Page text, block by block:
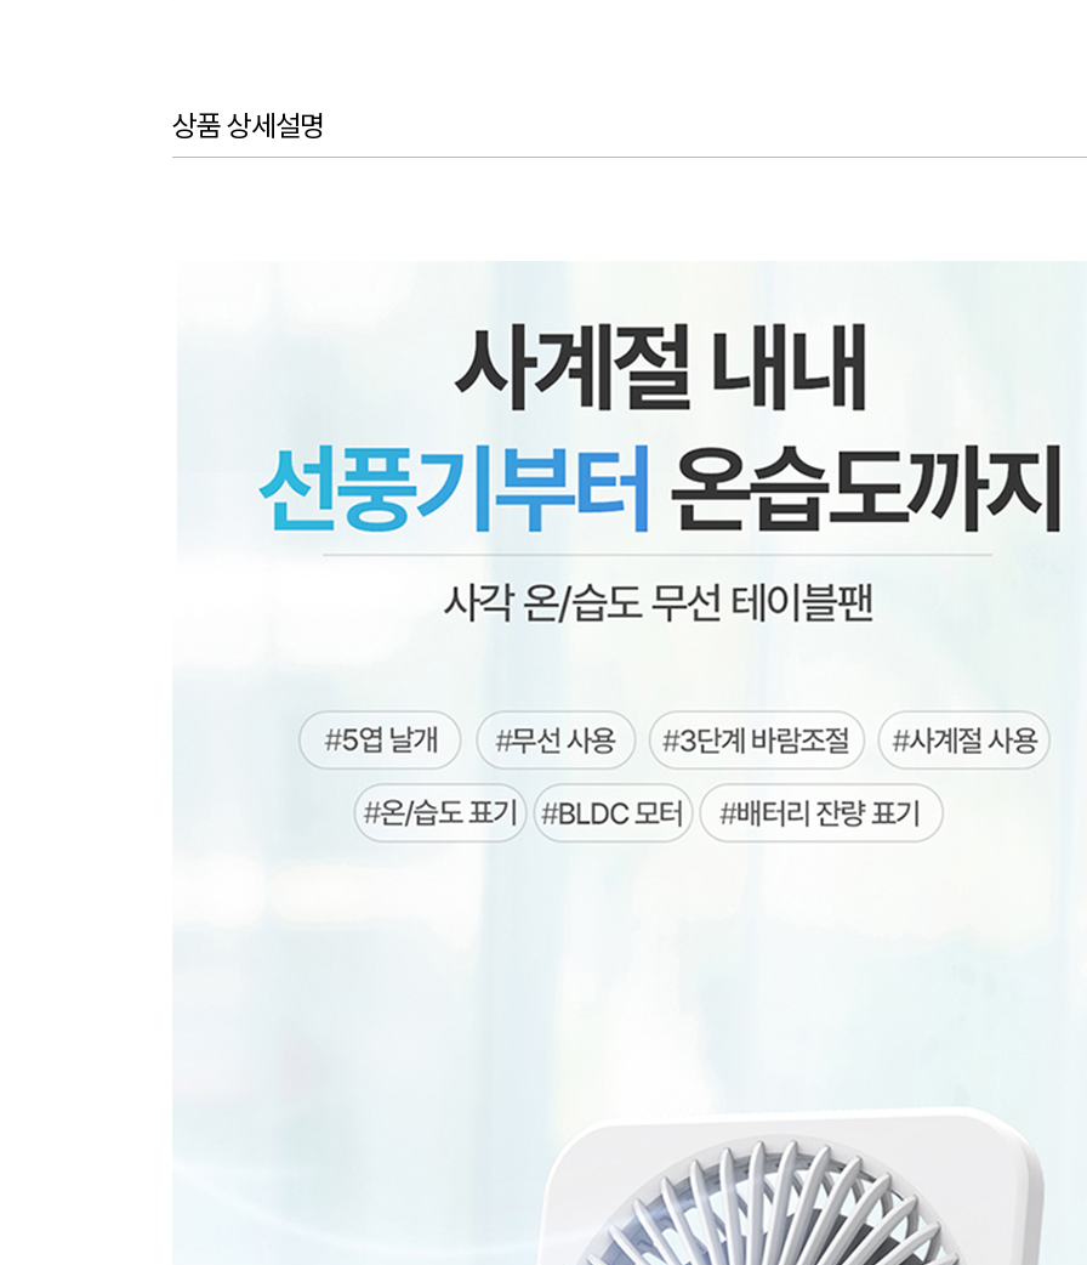
상품 상세설명